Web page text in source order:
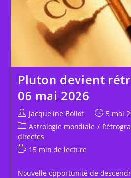
Pluton devient
06 mai 2026
Auteur/autrice
de
la
publication :
Jacqueline Boilot
Publication
publiée :
5 mai
Post
category:
Astrologie mondiale /
directes
Temps
lecture :
15 min de lecture
Nouvelle opportunité de